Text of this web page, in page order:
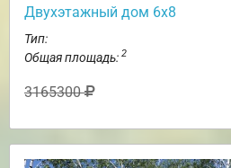
Двухэтажный дом 6х8
Тип:
Общая площадь: 2
3165300